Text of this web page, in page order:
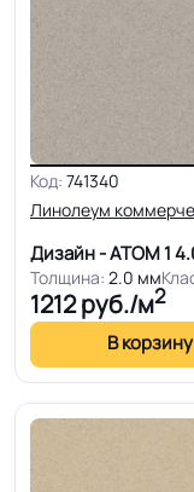
Код: 741340
Линолеум
Дизайн - АТОМ 1
Толщина: 2.0 мм
1212руб./м2
В корзину